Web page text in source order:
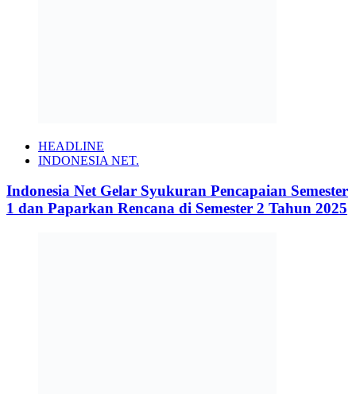
HEADLINE
INDONESIA NET.
Indonesia Net Gelar Syukuran Pencapaian Semester
1 dan Paparkan Rencana di Semester 2 Tahun 2025